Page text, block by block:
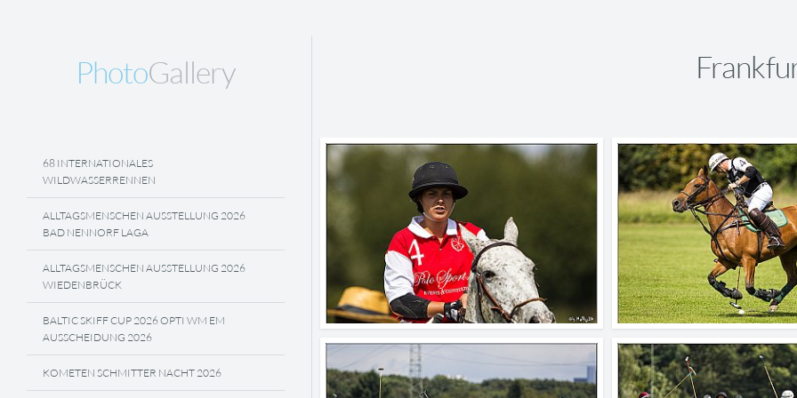
PhotoGallery
68 INTERNATIONALES
WILDWASSERRENNEN
ALLTAGSMENSCHEN AUSSTELLUNG 2026
BAD NENNORF LAGA
ALLTAGSMENSCHEN AUSSTELLUNG 2026
WIEDENBRÜCK
BALTIC SKIFF CUP 2026 OPTI WM EM
AUSSCHEIDUNG 2026
KOMETEN SCHMITTER NACHT 2026